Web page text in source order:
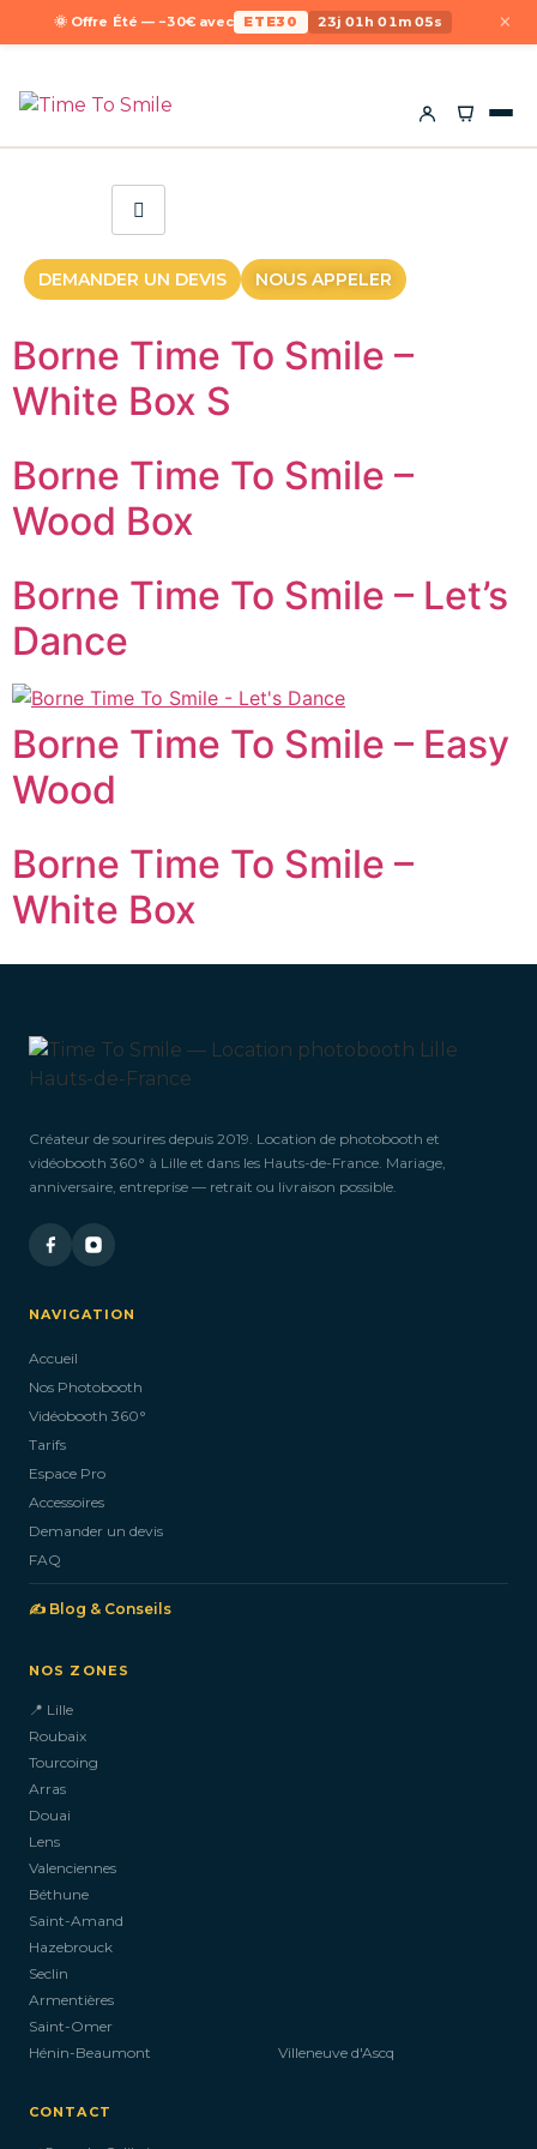
🌞 Offre Été — −30€ avec ETE30 23j 01h 01m 05s ×
DEMANDER UN DEVIS NOUS APPELER
Borne Time To Smile –
White Box S
Borne Time To Smile –
Wood Box
Borne Time To Smile – Let’s
Dance
Borne Time To Smile – Easy
Wood
Borne Time To Smile –
White Box
Créateur de sourires depuis 2019. Location de photobooth et
vidéobooth 360° à Lille et dans les Hauts-de-France. Mariage,
anniversaire, entreprise — retrait ou livraison possible.
NAVIGATION
Accueil
Nos Photobooth
Vidéobooth 360°
Tarifs
Espace Pro
Accessoires
Demander un devis
FAQ
✍️ Blog & Conseils
NOS ZONES
📍 Lille
Roubaix
Tourcoing
Arras
Douai
Lens
Valenciennes
Béthune
Saint-Amand
Hazebrouck
Seclin
Armentières
Saint-Omer
Hénin-Beaumont
Villeneuve d'Ascq
CONTACT